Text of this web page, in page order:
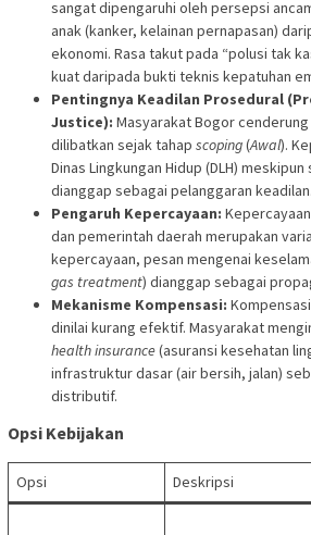
sangat dipengaruhi oleh persepsi
anak (kanker, kelainan pernapasan)
ekonomi. Rasa takut pada “polusi tak
kuat daripada bukti teknis kepatuhan
Pentingnya Keadilan Prosedural
Justice): Masyarakat Bogor
dilibatkan sejak tahap scoping(Awal).
Dinas Lingkungan Hidup (DLH)
dianggap sebagai pelanggaran keadilan.
Pengaruh Kepercayaan:
dan pemerintah daerah merupakan
kepercayaan, pesan mengenai
gas treatment) dianggap sebagai
Mekanisme Kompensasi:
dinilai kurang efektif. Masyarakat
health insurance(asuransi kesehatan
infrastruktur dasar (air bersih, jalan)
distributif.
Opsi Kebijakan
Opsi Deskripsi